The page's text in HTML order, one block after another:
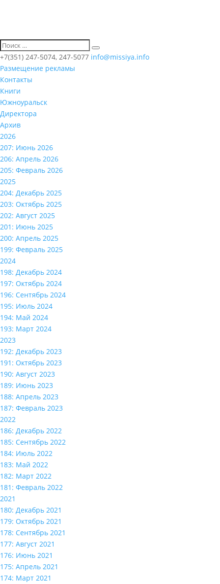
+7(351) 247-5074, 247-5077 info@missiya.info
Размещение рекламы
Контакты
Книги
Южноуральск
Директора
Архив
2026
207: Июнь 2026
206: Апрель 2026
205: Февраль 2026
2025
204: Декабрь 2025
203: Октябрь 2025
202: Август 2025
201: Июнь 2025
200: Апрель 2025
199: Февраль 2025
2024
198: Декабрь 2024
197: Октябрь 2024
196: Сентябрь 2024
195: Июль 2024
194: Май 2024
193: Март 2024
2023
192: Декабрь 2023
191: Октябрь 2023
190: Август 2023
189: Июнь 2023
188: Апрель 2023
187: Февраль 2023
2022
186: Декабрь 2022
185: Сентябрь 2022
184: Июль 2022
183: Май 2022
182: Март 2022
181: Февраль 2022
2021
180: Декабрь 2021
179: Октябрь 2021
178: Сентябрь 2021
177: Август 2021
176: Июнь 2021
175: Апрель 2021
174: Март 2021